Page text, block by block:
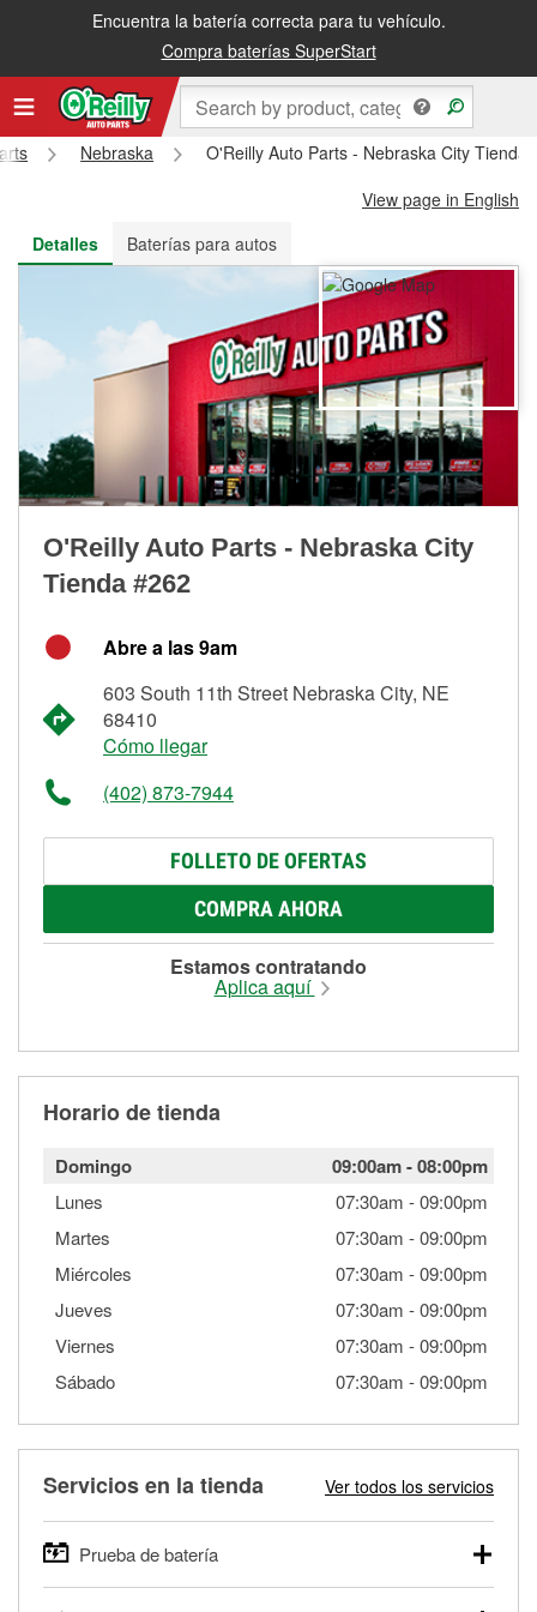
Encuentra la batería correcta para tu vehículo.
Compra baterías SuperStart
Recibe tu orden gratis al día siguiente o recógela en la tienda
Nebraska
O'Reilly Auto Parts - Nebraska City Tienda
View page in English
Detalles
Baterías para autos
O'Reilly Auto Parts - Nebraska City
Tienda #262
Abre a las 9am
603 South 11th Street Nebraska City, NE
68410
Cómo llegar
(402) 873-7944
FOLLETO DE OFERTAS
COMPRA AHORA
Estamos contratando
Aplica aquí
Horario de tienda
Domingo 09:00am-08:00pm
Lunes 07:30am -09:00pm
Martes
07:30am -09:00pm
Miércoles
07:30am -09:00pm
Jueves
07:30am -09:00pm
Viernes
07:30am -09:00pm
Sábado
07:30am -09:00pm
Servicios en la tienda Ver todos los servicios
Prueba de batería